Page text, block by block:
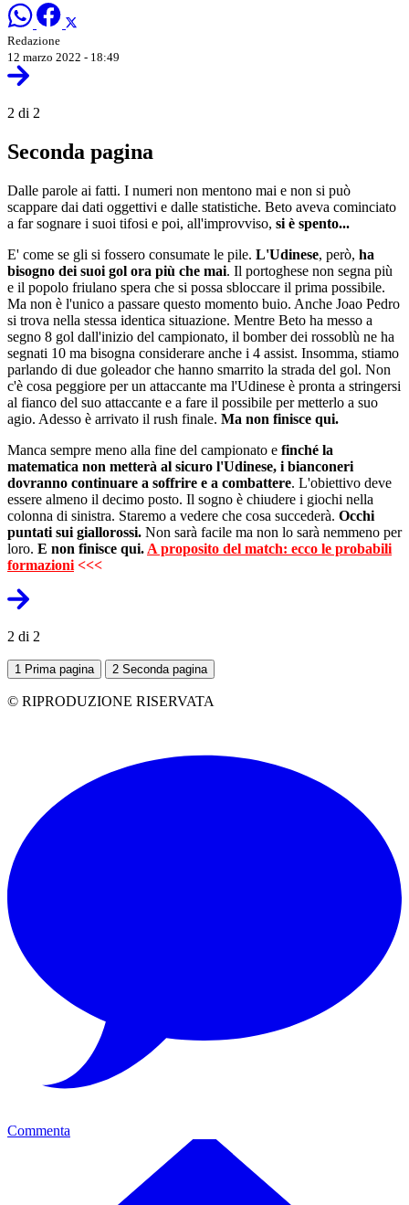
Redazione
12 marzo 2022 - 18:49
2 di 2
Seconda pagina
Dalle parole ai fatti. I numeri non mentono mai e non si può
scappare dai dati oggettivi e dalle statistiche. Beto aveva cominciato
a far sognare i suoi tifosi e poi, all'improvviso, si è spento...
E' come se gli si fossero consumate le pile. L'Udinese, però, ha
bisogno dei suoi gol ora più che mai. Il portoghese non segna più
e il popolo friulano spera che si possa sbloccare il prima possibile.
Ma non è l'unico a passare questo momento buio. Anche Joao Pedro
si trova nella stessa identica situazione. Mentre Beto ha messo a
segno 8 gol dall'inizio del campionato, il bomber dei rossoblù ne ha
segnati 10 ma bisogna considerare anche i 4 assist. Insomma, stiamo
parlando di due goleador che hanno smarrito la strada del gol. Non
c'è cosa peggiore per un attaccante ma l'Udinese è pronta a stringersi
al fianco del suo attaccante e a fare il possibile per metterlo a suo
agio. Adesso è arrivato il rush finale. Ma non finisce qui.
Manca sempre meno alla fine del campionato e finché la
matematica non metterà al sicuro l'Udinese, i bianconeri
dovranno continuare a soffrire e a combattere. L'obiettivo deve
essere almeno il decimo posto. Il sogno è chiudere i giochi nella
colonna di sinistra. Staremo a vedere che cosa succederà. Occhi
puntati sui giallorossi. Non sarà facile ma non lo sarà nemmeno per
loro. E non finisce qui. A proposito del match: ecco le probabili
formazioni <<<
2 di 2
1 Prima pagina 2 Seconda pagina
© RIPRODUZIONE RISERVATA
Commenta